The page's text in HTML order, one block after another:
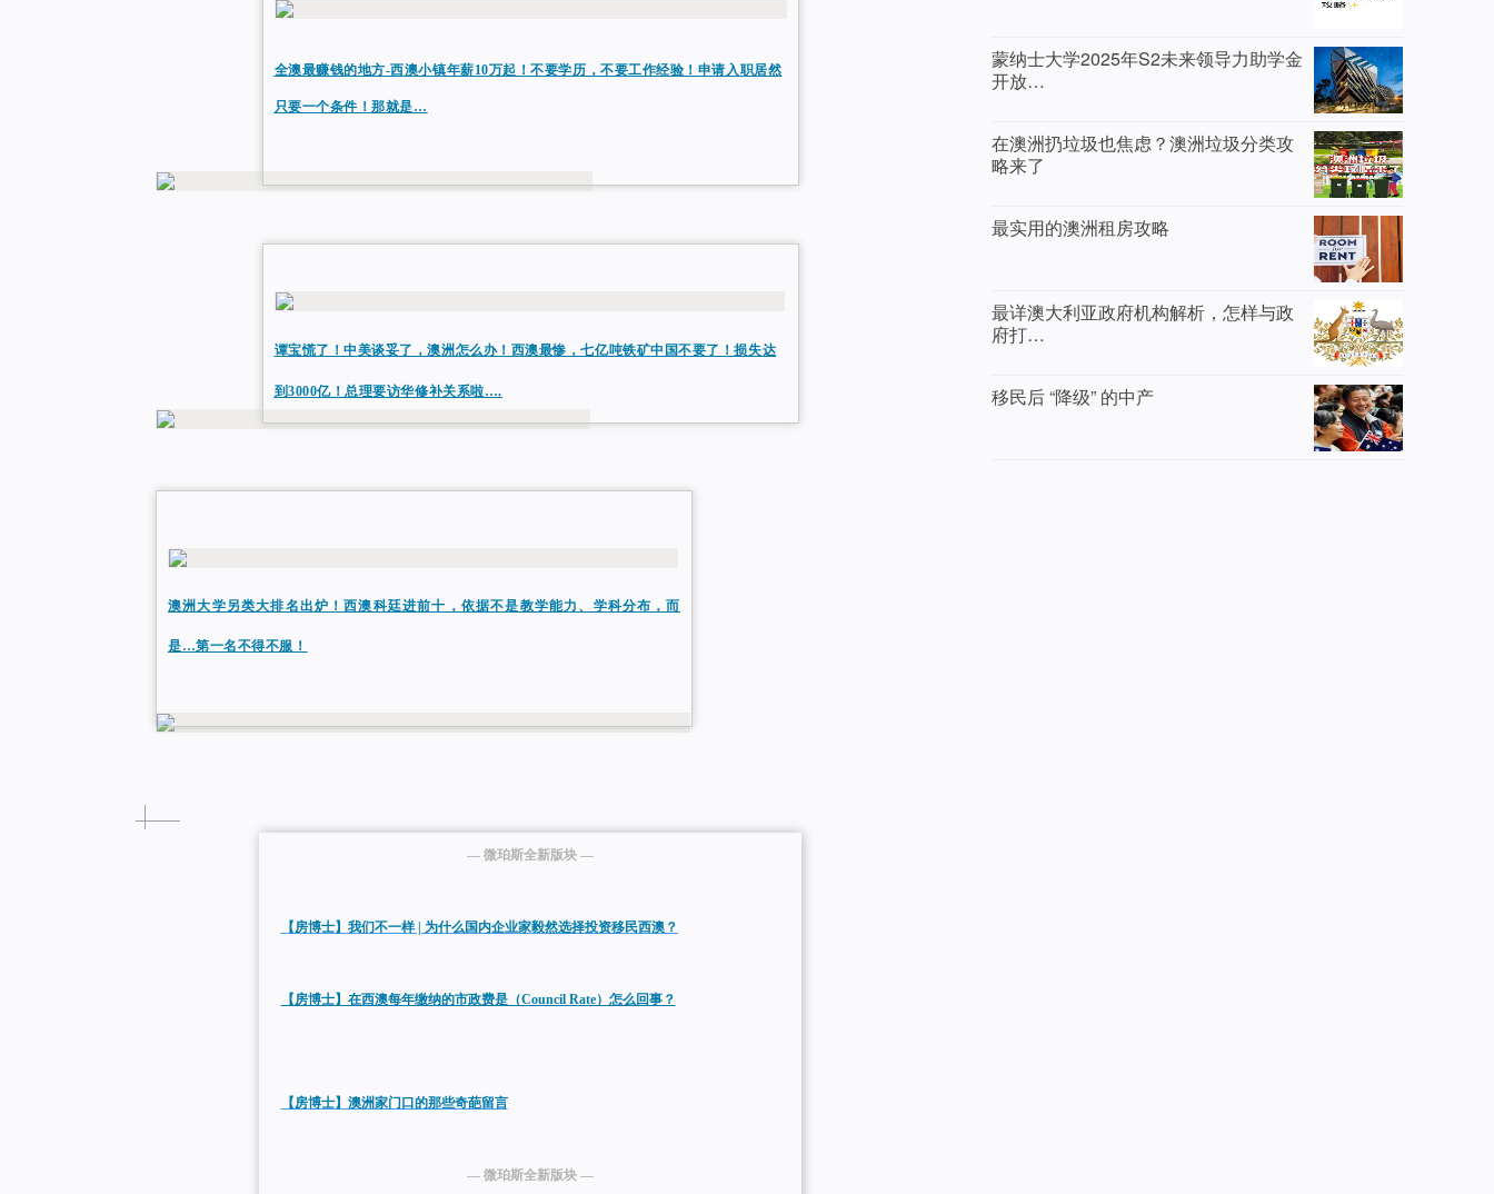
全澳最赚钱的地方-西澳小镇年薪10万起！不要学历，不要工作经验！申请入职居然
只要一个条件！那就是…
谭宝慌了！中美谈妥了，澳洲怎么办！西澳最惨，七亿吨铁矿中国不要了！损失达
到3000亿！总理要访华修补关系啦….
澳洲大学另类大排名出炉！西澳科廷进前十，依据不是教学能力、学科分布，而
是…第一名不得不服！
— 微珀斯全新版块 —
【房博士】我们不一样 | 为什么国内企业家毅然选择投资移民西澳？
【房博士】在西澳每年缴纳的市政费是（Council Rate）怎么回事？
【房博士】澳洲家门口的那些奇葩留言
— 微珀斯全新版块 —
蒙纳士大学2025年S2未来领导力助学金
开放…
在澳洲扔垃圾也焦虑？澳洲垃圾分类攻
略来了
最实用的澳洲租房攻略
最详澳大利亚政府机构解析，怎样与政
府打…
移民后 “降级” 的中产